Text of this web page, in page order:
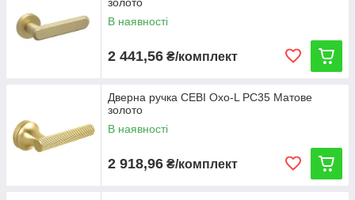
В наявності
2 441,56 ₴/комплект
Дверна ручка CEBI Oxo-L PC35 Матове
золото
В наявності
2 918,96 ₴/комплект